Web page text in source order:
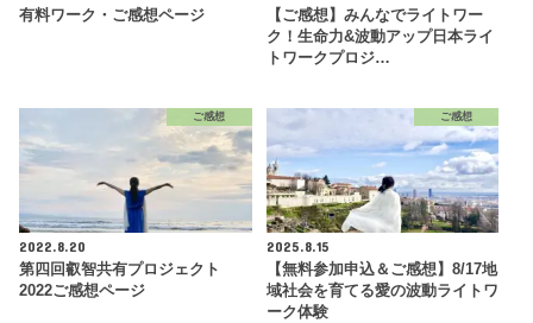
有料ワーク・ご感想ページ
【ご感想】みんなでライトワー
ク！生命力&波動アップ日本ライ
トワークプロジ…
ご感想
2022.8.20
第四回叡智共有プロジェクト
2022ご感想ページ
ご感想
2025.8.15
【無料参加申込＆ご感想】8/17地
域社会を育てる愛の波動ライトワ
ーク体験